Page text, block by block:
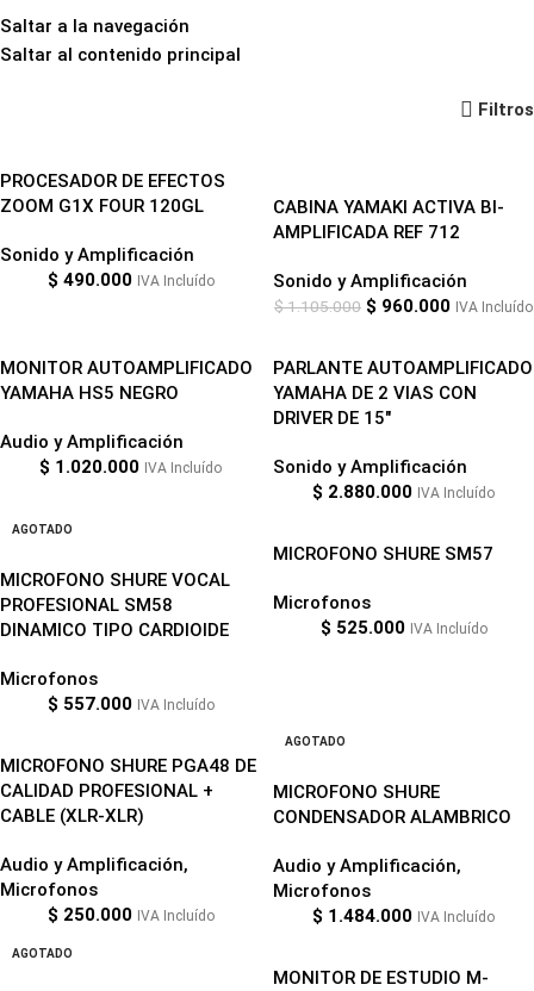
Saltar a la navegación
Saltar al contenido principal
Audio y Amplificación
Filtros
PROCESADOR DE EFECTOS
ZOOM G1X FOUR 120GL
Sonido y Amplificación
$ 490.000 IVA Incluído
CABINA YAMAKI ACTIVA BI-
AMPLIFICADA REF 712
Sonido y Amplificación
$1.105.000 $ 960.000 IVA Incluído
MONITOR AUTOAMPLIFICADO
YAMAHA HS5 NEGRO
Audio y Amplificación
$ 1.020.000 IVA Incluído
PARLANTE AUTOAMPLIFICADO
YAMAHA DE 2 VIAS CON
DRIVER DE 15″
Sonido y Amplificación
$ 2.880.000 IVA Incluído
AGOTADO
MICROFONO SHURE VOCAL
PROFESIONAL SM58
DINAMICO TIPO CARDIOIDE
Microfonos
$ 557.000 IVA Incluído
MICROFONO SHURE SM57
Microfonos
$ 525.000 IVA Incluído
MICROFONO SHURE PGA48 DE
CALIDAD PROFESIONAL +
CABLE (XLR-XLR)
Audio y Amplificación,
Microfonos
$ 250.000 IVA Incluído
AGOTADO
MICROFONO SHURE
CONDENSADOR ALAMBRICO
Audio y Amplificación,
Microfonos
$ 1.484.000 IVA Incluído
AGOTADO
MONITOR DE ESTUDIO M-